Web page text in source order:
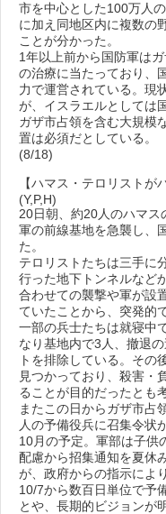
市を中心とした100万人
に加え同地区内に複数の
ことが分かった。
1年以上前から国防軍は
の治療に当たっており、
力で運営されている。現
が、イスラエルとしては
ガザ市占領を含む大規模
置は必須だとしている。
(8/18)
【ハマス・テロリストが
(Y,P,H)
20日朝、約20人のハマ
軍の前線基地を急襲し、
た。
テロリストたちは三手に
行った地下トンネルなど
合わせての襲撃や軍が設
ていたことから、突発的
一部の兵士たちは就寝中
なり基地内で3人、撤退
トを排除している。その
見つかっており、殺害・
ることが目的だったとも
またこの日からガザ市占
人の予備役兵に召集令状
10月の予定。軍部は子供
配慮から招集通知を夏休
が、政府からの指示によ
10/7から数百日単位で予
とや、長期的ビジョンが